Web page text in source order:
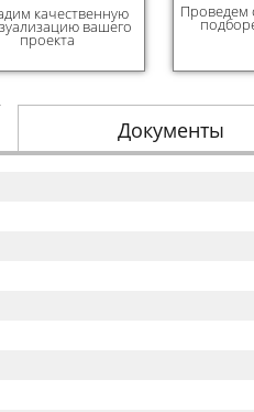
качественную
вашего
проекта
Проведем
Документы